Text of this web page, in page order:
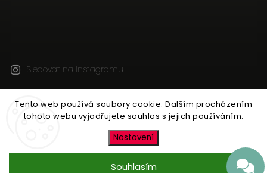
Tento web používá soubory cookie. Dalším procházením
tohoto webu vyjadřujete souhlas s jejich používáním.
Nastavení
Souhlasím
Sledovat na Instagramu
Copyright 2026Jen tak z lásky. Všechna práva
vyhrazena.
Upravit nastavení cookies